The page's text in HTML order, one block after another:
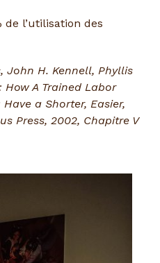
l’utilisation des
John H. Kennell, Phyllis
How A Trained Labor
a Shorter, Easier,
Press, 2002, Chapitre V